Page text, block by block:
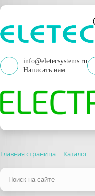
info@eletecsystems.ru
Написать нам
Главная страница Каталог